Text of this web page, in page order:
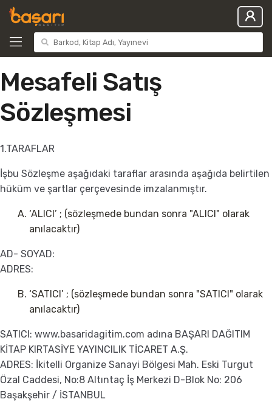
Mesafeli Satış
Sözleşmesi
1.TARAFLAR
İşbu Sözleşme aşağıdaki taraflar arasında aşağıda belirtilen
hüküm ve şartlar çerçevesinde imzalanmıştır.
‘ALICI’ ; (sözleşmede bundan sonra "ALICI" olarak
anılacaktır)
AD- SOYAD:
ADRES:
‘SATICI’ ; (sözleşmede bundan sonra "SATICI" olarak
anılacaktır)
SATICI: www.basaridagitim.com adına BAŞARI DAĞITIM
KİTAP KIRTASİYE YAYINCILIK TİCARET A.Ş.
ADRES: İkitelli Organize Sanayi Bölgesi Mah. Eski Turgut
Özal Caddesi, No:8 Altıntaç İş Merkezi D-Blok No: 206
Başakşehir / İSTANBUL